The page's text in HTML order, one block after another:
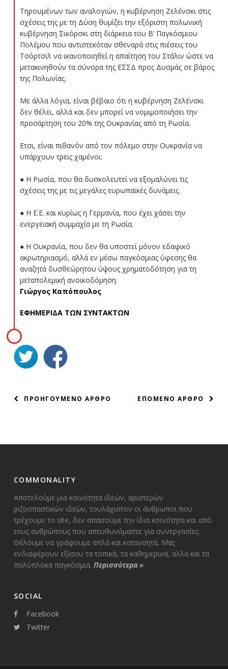
Τηρουμένων των αναλογιών, η κυβέρνηση Ζελένσκι στις
σχέσεις της με τη Δύση θυμίζει την εξόριστη πολωνική
κυβέρνηση Σικόρσκι στη διάρκεια του Β’ Παγκόσμιου
Πολέμου που αντιστεκόταν σθεναρά στις πιέσεις του
Τσόρτσιλ να ικανοποιηθεί η απαίτηση του Στάλιν ώστε να
μετακινηθούν τα σύνορα της ΕΣΣΔ προς Δυσμάς σε βάρος
της Πολωνίας.
Με άλλα λόγια, είναι βέβαιο ότι η κυβέρνηση Ζελένσκι
δεν θέλει, αλλά και δεν μπορεί να νομιμοποιήσει την
προσάρτηση του 20% της Ουκρανίας από τη Ρωσία.
Ετσι, είναι πιθανόν από τον πόλεμο στην Ουκρανία να
υπάρχουν τρεις χαμένοι:
● Η Ρωσία, που θα δυσκολευτεί να εξομαλύνει τις
σχέσεις της με τις μεγάλες ευρωπαϊκές δυνάμεις.
● Η Ε.Ε. και κυρίως η Γερμανία, που έχει χάσει την
ενεργειακή συμμαχία με τη Ρωσία.
● Η Ουκρανία, που δεν θα υποστεί μόνον εδαφικό
ακρωτηριασμό, αλλά εν μέσω παγκόσμιας ύφεσης θα
αναζητά δυσθεώρητου ύψους χρηματοδότηση για τη
μεταπολεμική ανοικοδόμηση.
Γιώργος Καπόπουλος
ΕΦΗΜΕΡΙΔΑ ΤΩΝ ΣΥΝΤΑΚΤΩΝ
ΠΛΟΗΓΗΣΗ
ΕΠΟΜΕΝΟ ΑΡΘΡΟ
ΠΡΟΗΓΟΥΜΕΝΟ ΑΡΘΡΟ
COMMONALITY
Αποτελούμε μια κοινότητα ιδεών, αριστερών
ριζοσπαστικών ιδεών, τουλάχιστον οι άνθρωποι που
τρέχουμε το site, δεν απαιτούμε την ίδια κοινότητα και από
τους ανθρώπους που απευθυνόμαστε για συνεργασίες.
Θέλουμε να γράφουμε απλά και κατανοητά. Μας
ενδιαφέρουν εξίσου τα τοπικά, τα καθημερινά, αλλά και τα
πολύπλοκα παγκόσμια. Περισσότερα»
SOCIAL
Facebook
Twitter